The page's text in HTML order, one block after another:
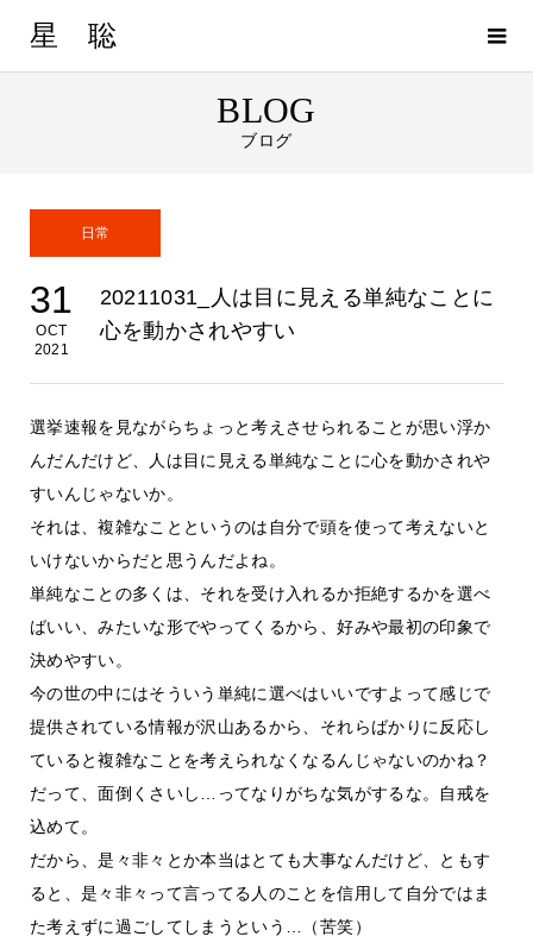
星 聡
BLOG
ブログ
日常
31
OCT
2021
20211031_人は目に見える単純なことに
心を動かされやすい
選挙速報を見ながらちょっと考えさせられることが思い浮か
んだんだけど、人は目に見える単純なことに心を動かされや
すいんじゃないか。
それは、複雑なことというのは自分で頭を使って考えないと
いけないからだと思うんだよね。
単純なことの多くは、それを受け入れるか拒絶するかを選べ
ばいい、みたいな形でやってくるから、好みや最初の印象で
決めやすい。
今の世の中にはそういう単純に選べはいいですよって感じで
提供されている情報が沢山あるから、それらばかりに反応し
ていると複雑なことを考えられなくなるんじゃないのかね？
だって、面倒くさいし…ってなりがちな気がするな。自戒を
込めて。
だから、是々非々とか本当はとても大事なんだけど、ともす
ると、是々非々って言ってる人のことを信用して自分ではま
た考えずに過ごしてしまうという…（苦笑）